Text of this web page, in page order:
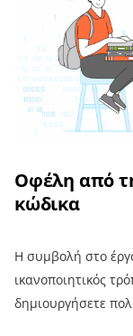
Οφέλη από
κώδικα
Η συμβολή στο
ικανοποιητικός
δημιουργήσετε